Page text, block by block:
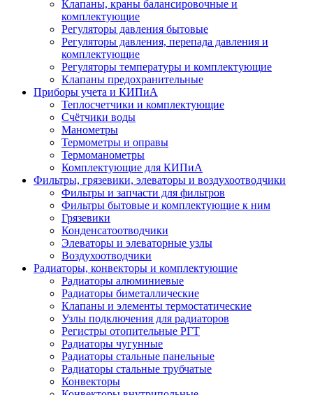
Клапаны, краны балансировочные и
комплектующие
Регуляторы давления бытовые
Регуляторы давления, перепада давления и
комплектующие
Регуляторы температуры и комплектующие
Клапаны предохранительные
Приборы учета и КИПиА
Теплосчетчики и комплектующие
Счётчики воды
Манометры
Термометры и оправы
Термоманометры
Комплектующие для КИПиА
Фильтры, грязевики, элеваторы и воздухоотводчики
Фильтры и запчасти для фильтров
Фильтры бытовые и комплектующие к ним
Грязевики
Конденсатоотводчики
Элеваторы и элеваторные узлы
Воздухоотводчики
Радиаторы, конвекторы и комплектующие
Радиаторы алюминиевые
Радиаторы биметаллические
Клапаны и элементы термостатические
Узлы подключения для радиаторов
Регистры отопительные РГТ
Радиаторы чугунные
Радиаторы стальные панельные
Радиаторы стальные трубчатые
Конвекторы